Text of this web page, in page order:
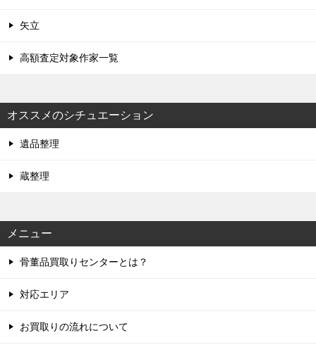
矢立
高額査定対象作家一覧
オススメのシチュエーション
遺品整理
蔵整理
メニュー
骨董品買取りセンターとは？
対応エリア
お買取りの流れについて